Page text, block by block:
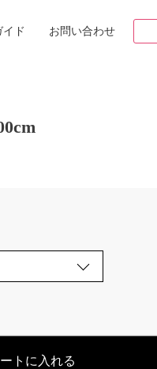
イド お問い合わせ
トに入れる